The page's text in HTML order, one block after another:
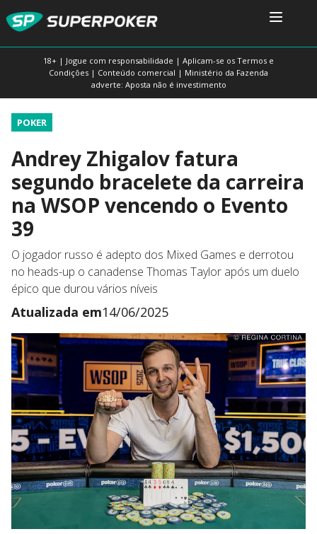
18+ | Jogue com responsabilidade | Aplicam-se os Termos e
Condições | Conteúdo comercial | Ministério da Fazenda
adverte: Aposta não é investimento
POKER
Andrey Zhigalov fatura
segundo bracelete da carreira
na WSOP vencendo o Evento
39
O jogador russo é adepto dos Mixed Games e derrotou
no heads-up o canadense Thomas Taylor após um duelo
épico que durou vários níveis
Atualizada em14/06/2025